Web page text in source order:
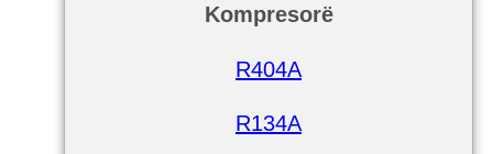
Kompresorë
R404A
R134A